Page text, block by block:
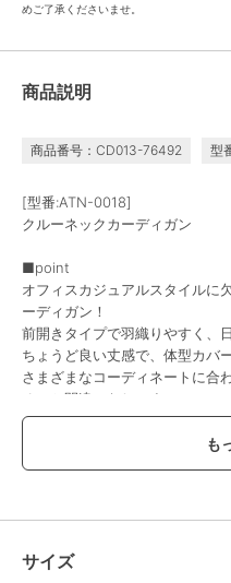
めご了承くださいませ。
商品説明
商品番号：CD013-76492 型
[型番:ATN-0018]
クルーネックカーディガン
■point
オフィスカジュアルスタイルに
ーディガン！
前開きタイプで羽織りやすく、
ちょうど良い丈感で、体型カバ
さまざまなコーディネートに合
ること間違いなしです！
柔らかなコットン素材で、着心
【透け感】なし
【伸縮性】あり
サイズ